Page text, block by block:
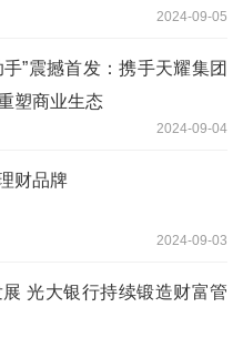
2024-09-05
手”震撼首发：携手天耀集团
塑商业生态
2024-09-04
财品牌
2024-09-03
光大银行持续锻造财富管